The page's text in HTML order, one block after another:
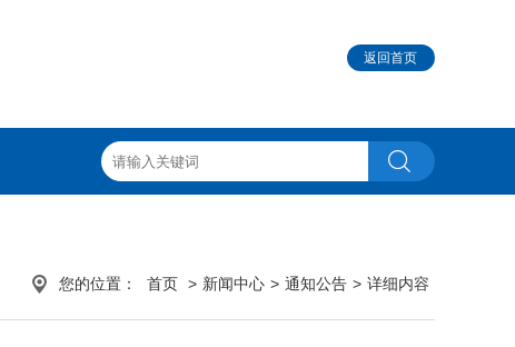
返回首页
您的位置： 首页 > 新闻中心 > 通知公告 > 详细内容